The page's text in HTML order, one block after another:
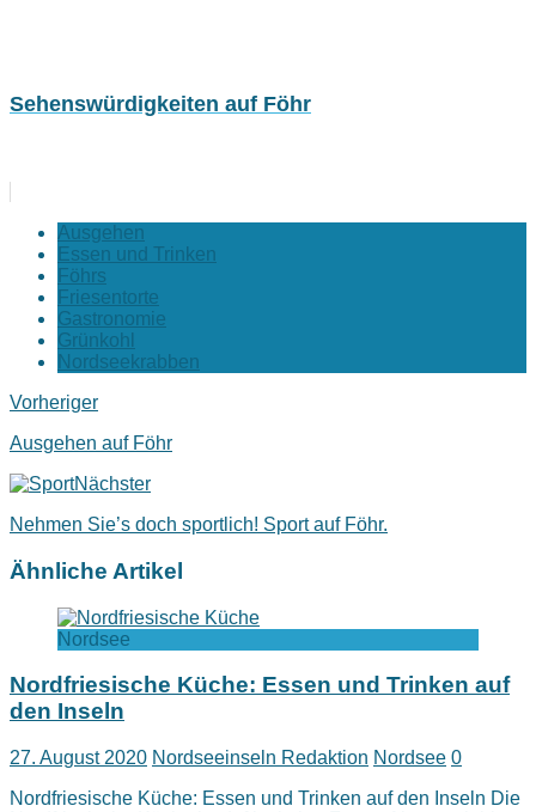
Sehenswürdigkeiten auf Föhr
Ausgehen
Essen und Trinken
Föhrs
Friesentorte
Gastronomie
Grünkohl
Nordseekrabben
Vorheriger
Ausgehen auf Föhr
Nächster
Nehmen Sie’s doch sportlich! Sport auf Föhr.
Ähnliche Artikel
Nordsee
Nordfriesische Küche: Essen und Trinken auf
den Inseln
27. August 2020 Nordseeinseln Redaktion Nordsee 0
Nordfriesische Küche: Essen und Trinken auf den Inseln Die